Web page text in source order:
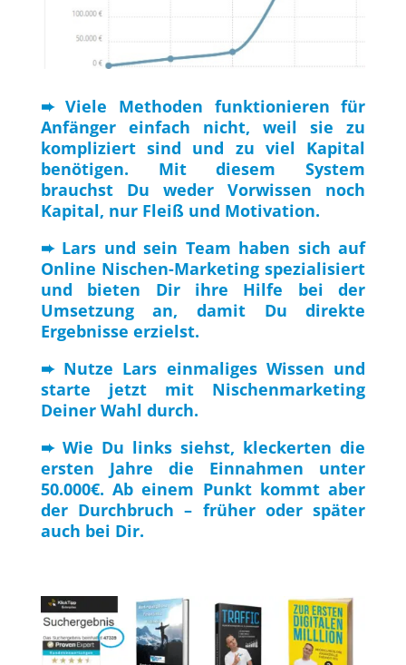
➨ Viele Methoden funktionieren für
Anfänger einfach nicht, weil sie zu
kompliziert sind und zu viel Kapital
benötigen. Mit diesem System
brauchst Du weder Vorwissen noch
Kapital, nur Fleiß und Motivation.
➨ Lars und sein Team haben sich auf
Online Nischen-Marketing spezialisiert
und bieten Dir ihre Hilfe bei der
Umsetzung an, damit Du direkte
Ergebnisse erzielst.
➨ Nutze Lars einmaliges Wissen und
starte jetzt mit Nischenmarketing
Deiner Wahl durch.
➨ Wie Du links siehst, kleckerten die
ersten Jahre die Einnahmen unter
50.000€. Ab einem Punkt kommt aber
der Durchbruch – früher oder später
auch bei Dir.